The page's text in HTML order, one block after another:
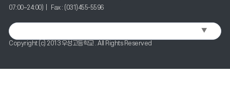
록
조
회
수
07:00~24:00) | Fax : (031)455-5596
▼
Copyright (c) 2013 우성고등학교 . All Rights Reserved